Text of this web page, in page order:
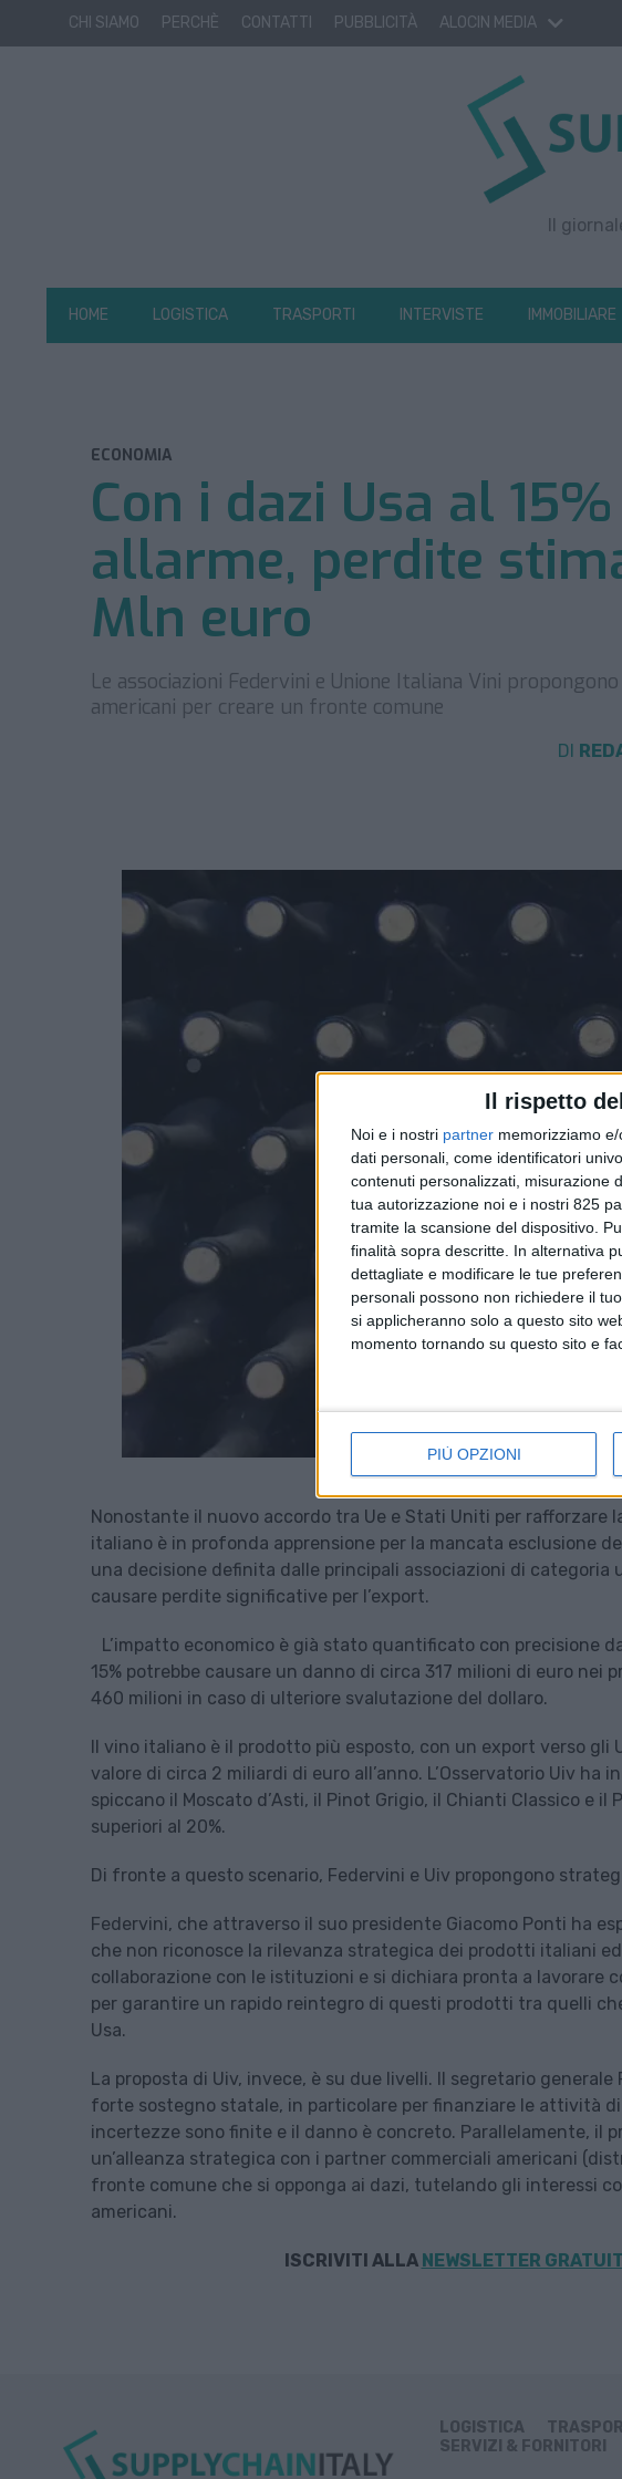
Il rispetto
Noi e i nostri partner memorizziamo
dati personali, come identificatori
contenuti personalizzati, misurazione
tua autorizzazione noi e i nostri 825
tramite la scansione del dispositivo.
finalità sopra descritte. In alternativa
dettagliate e modificare le tue
personali possono non richiedere il
si applicheranno solo a questo sito
momento tornando su questo sito e
PIÙ OPZIONI
CHI SIAMO PERCHÈ CONTATTI PUBBLICITÀ ALOCIN MEDIA
Il
HOME LOGISTICA TRASPORTI INTERVISTE IMMOBILIARE
ECONOMIA
Con i dazi Usa al
allarme, perdite
Mln euro
Le associazioni Federvini e Unione Italiana Vini
americani per creare un fronte comune
DI
Nonostante il nuovo accordo tra Ue e Stati Uniti per rafforzare
italiano è in profonda apprensione per la mancata esclusione
una decisione definita dalle principali associazioni di categoria
causare perdite significative per l’export.
L’impatto economico è già stato quantificato con precisione
15% potrebbe causare un danno di circa 317 milioni di euro nei
460 milioni in caso di ulteriore svalutazione del dollaro.
Il vino italiano è il prodotto più esposto, con un export verso gli
valore di circa 2 miliardi di euro all’anno. L’Osservatorio Uiv
spiccano il Moscato d’Asti, il Pinot Grigio, il Chianti Classico e
superiori al 20%.
Di fronte a questo scenario, Federvini e Uiv propongono
Federvini, che attraverso il suo presidente Giacomo Ponti ha
che non riconosce la rilevanza strategica dei prodotti italiani
collaborazione con le istituzioni e si dichiara pronta a lavorare
per garantire un rapido reintegro di questi prodotti tra quelli
Usa.
La proposta di Uiv, invece, è su due livelli. Il segretario
forte sostegno statale, in particolare per finanziare le attività
incertezze sono finite e il danno è concreto. Parallelamente, il
un’alleanza strategica con i partner commerciali americani
fronte comune che si opponga ai dazi, tutelando gli interessi
americani.
ISCRIVITI ALLA NEWSLETTER
LOGISTICA
SERVIZI & FORNITORI